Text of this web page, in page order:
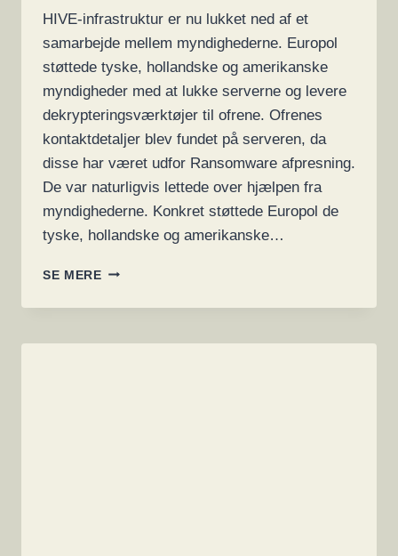
HIVE-infrastruktur er nu lukket ned af et
samarbejde mellem myndighederne. Europol
støttede tyske, hollandske og amerikanske
myndigheder med at lukke serverne og levere
dekrypteringsværktøjer til ofrene. Ofrenes
kontaktdetaljer blev fundet på serveren, da
disse har været udfor Ransomware afpresning.
De var naturligvis lettede over hjælpen fra
myndighederne. Konkret støttede Europol de
tyske, hollandske og amerikanske…
SE MEREMYNDIGHEDER
OG
FOR